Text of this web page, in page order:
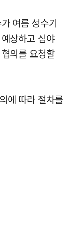
여름 성수기
상하고 심야
의를 요청할
에 따라 절차를